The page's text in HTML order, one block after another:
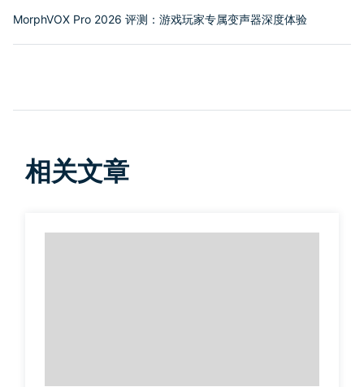
MorphVOX Pro 2026 评测：游戏玩家专属变声器深度体验
相关文章